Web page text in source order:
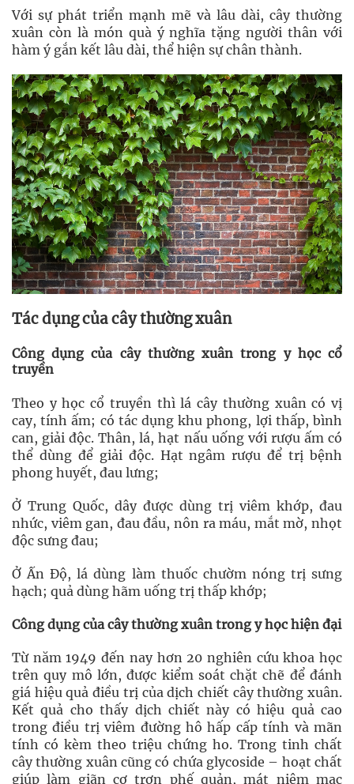
Với sự phát triển mạnh mẽ và lâu dài, cây thường
xuân còn là món quà ý nghĩa tặng người thân với
hàm ý gắn kết lâu dài, thể hiện sự chân thành.
Tác dụng của cây thường xuân
Công dụng của cây thường xuân trong y học cổ
truyền
Theo y học cổ truyền thì lá cây thường xuân có vị
cay, tính ấm; có tác dụng khu phong, lợi thấp, bình
can, giải độc. Thân, lá, hạt nấu uống với rượu ấm có
thể dùng để giải độc. Hạt ngâm rượu để trị bệnh
phong huyết, đau lưng;
Ở Trung Quốc, dây được dùng trị viêm khớp, đau
nhức, viêm gan, đau đầu, nôn ra máu, mắt mờ, nhọt
độc sưng đau;
Ở Ấn Độ, lá dùng làm thuốc chườm nóng trị sưng
hạch; quả dùng hãm uống trị thấp khớp;
Công dụng của cây thường xuân trong y học hiện đại
Từ năm 1949 đến nay hơn 20 nghiên cứu khoa học
trên quy mô lớn, được kiểm soát chặt chẽ để đánh
giá hiệu quả điều trị của dịch chiết cây thường xuân.
Kết quả cho thấy dịch chiết này có hiệu quả cao
trong điều trị viêm đường hô hấp cấp tính và mãn
tính có kèm theo triệu chứng ho. Trong tinh chất
cây thường xuân cũng có chứa glycoside – hoạt chất
giúp làm giãn cơ trơn phế quản, mát niêm mạc